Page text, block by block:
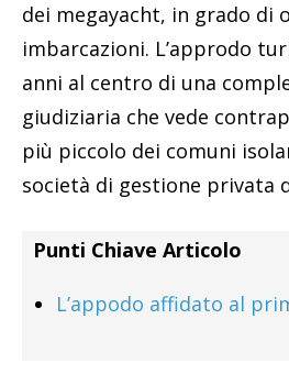
dei megayacht, in grado di
imbarcazioni. L’approdo
anni al centro di una
giudiziaria che vede
più piccolo dei comuni
società di gestione privata
Punti Chiave Articolo
L’appodo affidato al